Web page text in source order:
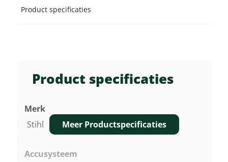
Product specificaties
Merk
Stihl
Accusysteem
Meer Productspecificaties
Product specificaties